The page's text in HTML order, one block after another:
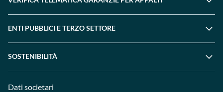
ENTI PUBBLICI E TERZO SETTORE
SOSTENIBILITÀ
Dati societari